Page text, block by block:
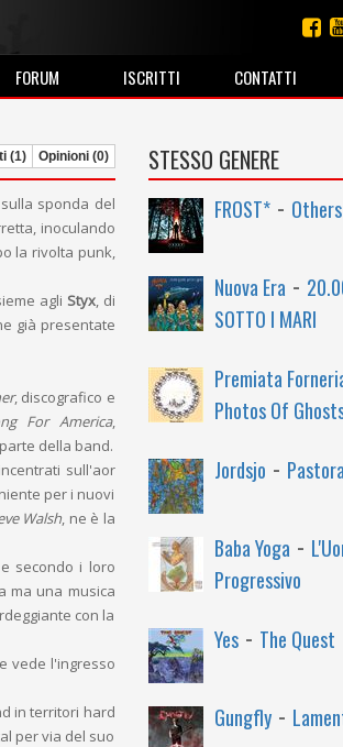
FORUM ISCRITTI CONTATTI
(1) Opinioni (0)
sponda del
inoculando
la rivolta punk,
agli Styx, di
già presentate
, discografico e
For America,
della band.
sull'aor
per i nuovi
Walsh, ne è la
secondo i loro
ma una musica
con la
vede l'ingresso
in territori hard
per via del suo
STESSO GENERE
FROST*-
Nuova Era -
SOTTO I MARI
Premiata
Photos Of
Jordsjo -
Baba Yoga -
Progressivo
Yes- The Quest
Gungfly-